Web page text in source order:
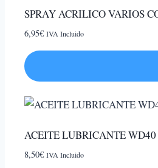
SPRAY ACRILICO VARIOS
6,95€ IVA Incluido
producto
múltiples
variantes.
ACEITE LUBRICANTE
8,50€ IVA Incluido